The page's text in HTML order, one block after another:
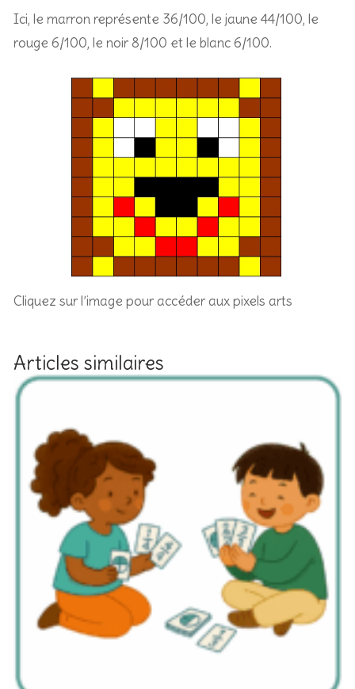
Ici, le marron représente 36/100, le jaune 44/100, le
rouge 6/100, le noir 8/100 et le blanc 6/100.
Cliquez sur l’image pour accéder aux pixels arts
Articles similaires